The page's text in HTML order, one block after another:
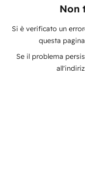
Non
Si è verificato un
questa
Se il problema